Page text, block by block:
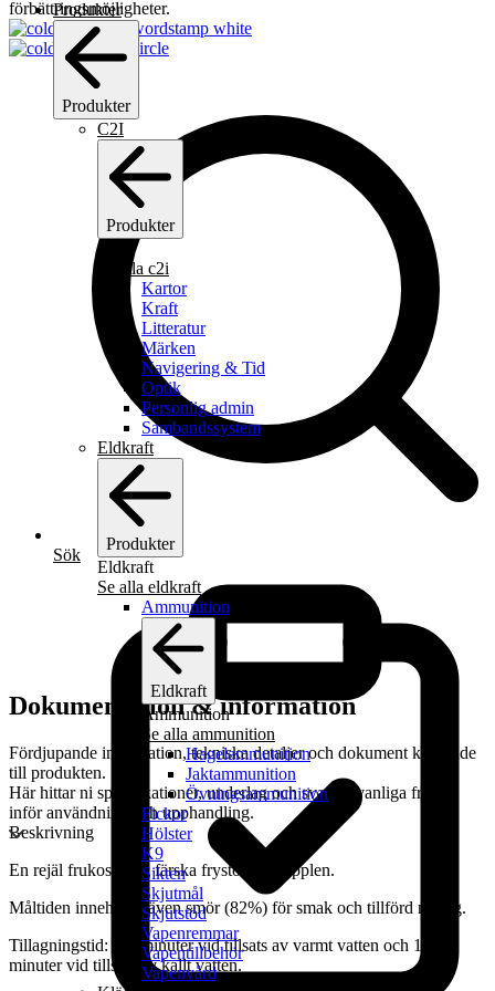
Produkter
Produkter
C2I
Produkter
C2I
Se alla c2i
Kartor
Kraft
Litteratur
Märken
Navigering & Tid
Optik
Personlig admin
Sambandssystem
Eldkraft
Produkter
Eldkraft
Se alla eldkraft
Ammunition
Eldkraft
Ammunition
Se alla ammunition
Hagelammunition
Jaktammunition
Övningsammunition
Fickor
Hölster
K9
Sikten
Skjutmål
Skjutstöd
Vapenremmar
Vapentillbehör
Vapenvård
förbättringsmöjligheter.
Sök
En rejäl frukost med färska frystorkade äpplen. Måltiden
även smör (82%) för smak och tillförd näring. Tillagningstid: 6-8
minuter vid tillsats av varmt vatten och 12 minuter vid tillsats av
vatten. Energi per…
Läs hela beskrivningen
49kr
krexkl moms)
Lägg till i varukorg
Dokumentation & information
Fördjupande information, tekniska detaljer och dokument kopplade
till produkten.
Här hittar ni specifikationer, underlag och svar på vanliga frågor
inför användning och upphandling.
Beskrivning
En rejäl frukost med färska frystorkade äpplen.
Måltiden innehåller även smör (82%) för smak och tillförd näring.
Tillagningstid: 6-8 minuter vid tillsats av varmt vatten och 12
minuter vid tillsats av kallt vatten.